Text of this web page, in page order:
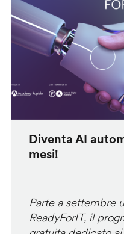
Diventa AI
mesi!
Parte a settembre
ReadyForIT, il